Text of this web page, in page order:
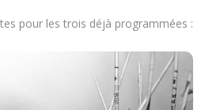
pour les trois déjà programmées :